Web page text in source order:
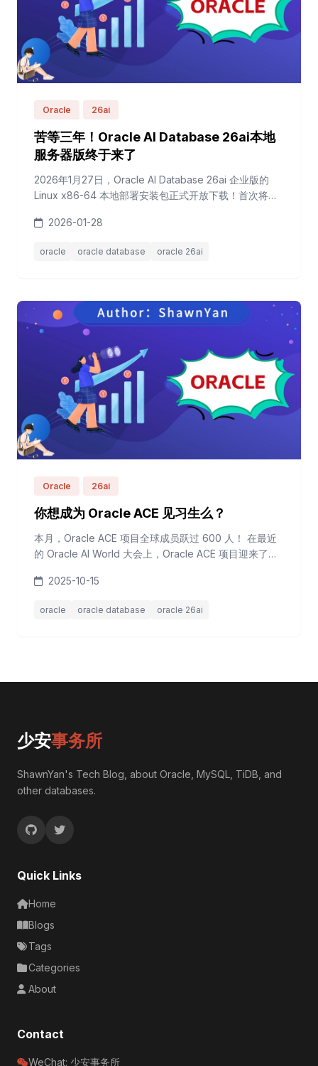
Oracle 26ai
苦等三年！Oracle AI Database 26ai本地
服务器版终于来了
2026年1月27日，Oracle AI Database 26ai 企业版的
Linux x86-64 本地部署安装包正式开放下载！首次将完
全球数百万依赖本地基础设施的 DBA 和架构师而言，这
Azure、AWS、Google Cloud 等云端早已大放异彩，
2026-01-28
oracle oracle database oracle 26ai
Oracle 26ai
你想成为 Oracle ACE 见习生么？
本月，Oracle ACE 项目全球成员跃过 600 人！ 在最近
的 Oracle AI World 大会上，Oracle ACE 项目迎来了一
习生） 级别！这一新级别的设立，标志着 Oracle 在鼓励
Apprentice（ACE 见习生）是 Oracle ACE 项目新增的
2025-10-15
oracle oracle database oracle 26ai
少安事务所
ShawnYan's Tech Blog, about Oracle, MySQL, TiDB, and
other databases.
Quick Links
Home
Blogs
Tags
Categories
About
Contact
WeChat: 少安事务所